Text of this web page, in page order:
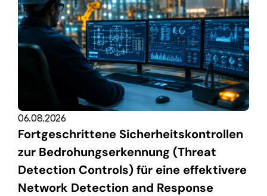
06.08.2026
Fortgeschrittene Sicherheitskontrollen
zur Bedrohungserkennung (Threat
Detection Controls) für eine effektivere
Network Detection and Response